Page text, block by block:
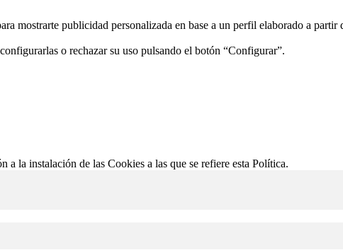
mostrarte publicidad personalizada en base a un perfil elaborado a
o rechazar su uso pulsando el botón “Configurar”.
la instalación de las Cookies a las que se refiere esta Política.